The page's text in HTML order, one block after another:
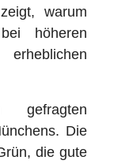
warum
höheren
Die
die gute